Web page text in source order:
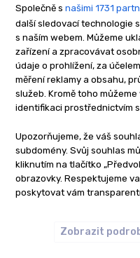
Společně s našimi 1731
další sledovací technologie
s naším webem. Můžeme
zařízení a zpracovávat
údaje o prohlížení, za
měření reklamy a obsahu,
služeb. Kromě toho
identifikaci prostřednictvím
Upozorňujeme, že váš
subdomény. Svůj souhlas
kliknutím na tlačítko
obrazovky. Respektujeme
poskytovat vám
Zobrazit